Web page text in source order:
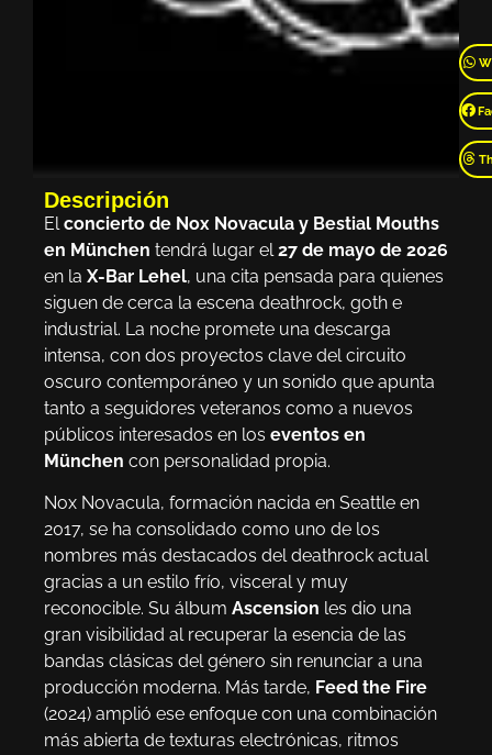
Descripción
El concierto de Nox Novacula y Bestial Mouths
en München tendrá lugar el 27 de mayo de 2026
en la X-Bar Lehel, una cita pensada para quienes
siguen de cerca la escena deathrock, goth e
industrial. La noche promete una descarga
intensa, con dos proyectos clave del circuito
oscuro contemporáneo y un sonido que apunta
tanto a seguidores veteranos como a nuevos
públicos interesados en los eventos en
München con personalidad propia.
Nox Novacula, formación nacida en Seattle en
2017, se ha consolidado como uno de los
nombres más destacados del deathrock actual
gracias a un estilo frío, visceral y muy
reconocible. Su álbum Ascension les dio una
gran visibilidad al recuperar la esencia de las
bandas clásicas del género sin renunciar a una
producción moderna. Más tarde, Feed the Fire
(2024) amplió ese enfoque con una combinación
más abierta de texturas electrónicas, ritmos